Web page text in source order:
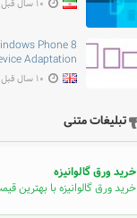
۱۰ سال قبل
Phone 8
Adaptation
۱۰ سال قبل
تبلیغات متنی
خرید ورق گالوانیزه
خرید ورق گالوانیزه با بهترین